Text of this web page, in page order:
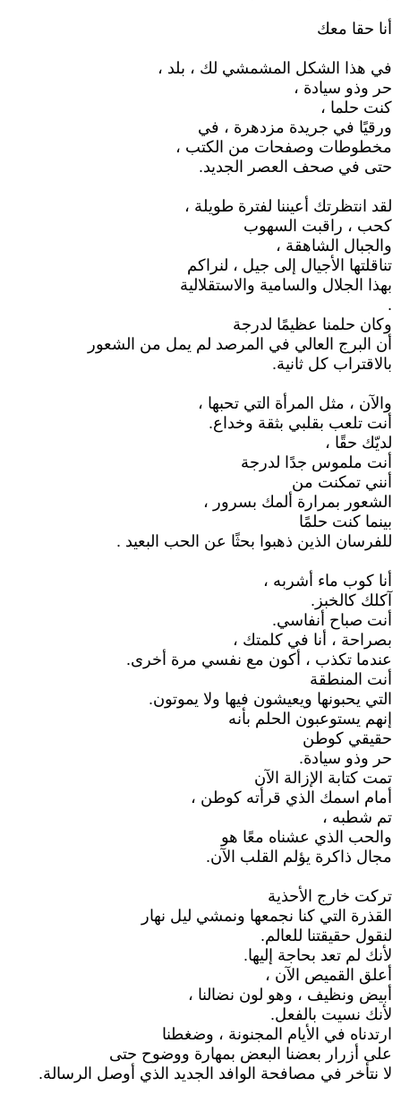
أنا حقا معك
في هذا الشكل المشمشي لك ، بلد ،
حر وذو سيادة ،
كنت حلما ،
ورقيًا في جريدة مزدهرة ، في
مخطوطات وصفحات من الكتب ،
حتى في صحف العصر الجديد.
لقد انتظرتك أعيننا لفترة طويلة ،
كحب ، راقبت السهوب
والجبال الشاهقة ،
تناقلتها الأجيال إلى جيل ، لنراكم
بهذا الجلال والسامية والاستقلالية
.
وكان حلمنا عظيمًا لدرجة
أن البرج العالي في المرصد لم يمل من الشعور
بالاقتراب كل ثانية.
والآن ، مثل المرأة التي تحبها ،
أنت تلعب بقلبي بثقة وخداع.
لديّك حقًا ،
أنت ملموس جدًا لدرجة
أنني تمكنت من
الشعور بمرارة ألمك بسرور ،
بينما كنت حلمًا
للفرسان الذين ذهبوا بحثًا عن الحب البعيد .
أنا كوب ماء أشربه ،
آكلك كالخبز.
أنت صباح أنفاسي.
بصراحة ، أنا في كلمتك ،
عندما تكذب ، أكون مع نفسي مرة أخرى.
أنت المنطقة
التي يحبونها ويعيشون فيها ولا يموتون.
إنهم يستوعبون الحلم بأنه
حقيقي كوطن
حر وذو سيادة.
تمت كتابة الإزالة الآن
أمام اسمك الذي قرأته كوطن ،
تم شطبه ،
والحب الذي عشناه معًا هو
مجال ذاكرة يؤلم القلب الآن.
تركت خارج الأحذية
القذرة التي كنا نجمعها ونمشي ليل نهار
لنقول حقيقتنا للعالم.
لأنك لم تعد بحاجة إليها.
أعلق القميص الآن ،
أبيض ونظيف ، وهو لون نضالنا ،
لأنك نسيت بالفعل.
ارتدناه في الأيام المجنونة ، وضغطنا
على أزرار بعضنا البعض بمهارة ووضوح حتى
لا نتأخر في مصافحة الوافد الجديد الذي أوصل الرسالة.